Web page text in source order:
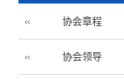
协会章程
协会领导